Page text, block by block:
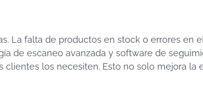
La falta de productos en stock o errores en
de escaneo avanzada y software de
los necesiten. Esto no solo mejora la